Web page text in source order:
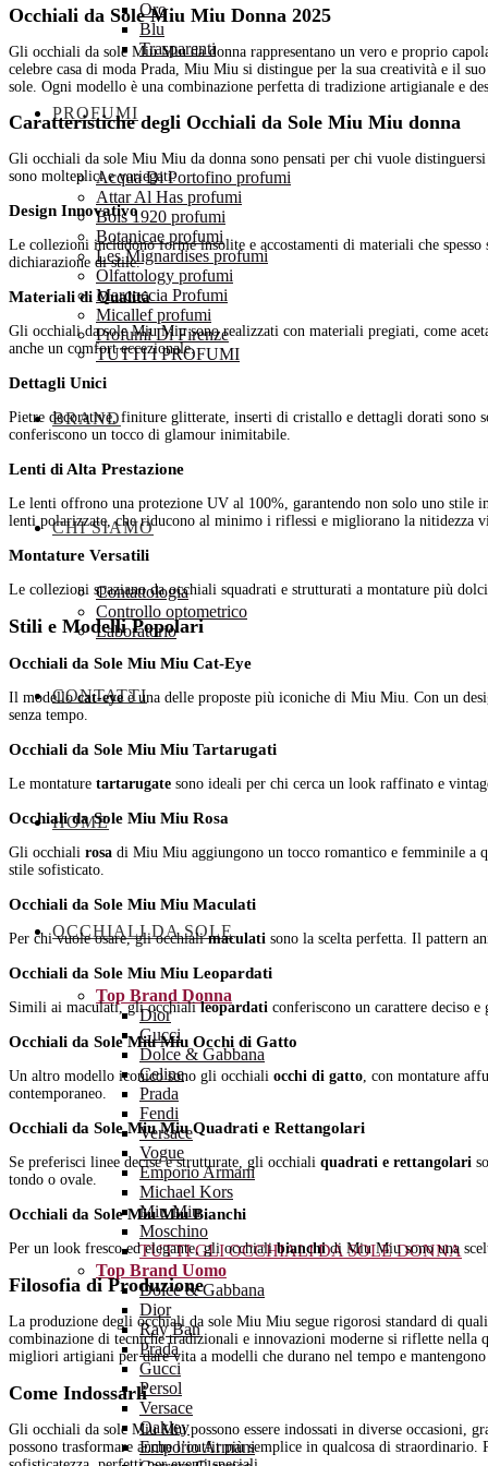
Oro
Blu
Trasparenti
PROFUMI
Acqua Di Portofino profumi
Attar Al Has profumi
Bois 1920 profumi
Botanicae profumi
Les Mignardises profumi
Olfattology profumi
Marcoccia Profumi
Micallef profumi
Profumi Di Firenze
TUTTI I PROFUMI
BRAND
CHI SIAMO
Contattologia
Controllo optometrico
Laboratorio
CONTATTI
HOME
OCCHIALI DA SOLE
Top Brand Donna
Dior
Gucci
Dolce & Gabbana
Celine
Prada
Fendi
Versace
Vogue
Emporio Armani
Michael Kors
Miu Miu
Moschino
TUTTI GLI OCCHIALI DA SOLE DONNA
Top Brand Uomo
Dolce & Gabbana
Dior
Ray Ban
Prada
Gucci
Persol
Versace
Oakley
Emporio Armani
Occhiali da Sole Miu Miu Donna 2025
Gli occhiali da sole Miu Miu da donna rappresentano un vero e proprio capolavoro di eleganza, audacia e innovazione. Lanciati da Miuccia Prada come una linea secondaria della
celebre casa di moda Prada, Miu Miu si distingue per la sua creatività e il
sole. Ogni modello è una combinazione perfetta di tradizione artigianale e
Caratteristiche degli Occhiali da Sole Miu Miu donna
Gli occhiali da sole Miu Miu da donna sono pensati per chi vuole distinguersi e non teme di sperimentare con il proprio look. Gli elementi che caratterizzano questi accessori
sono molteplici e variegati:
Design Innovativo
Le collezioni includono forme insolite e accostamenti di materiali che spesso sfidano le convenzioni. Dalle montature oversize a quelle geometriche, ogni modello è una
dichiarazione di stile.
Materiali di Qualità
Gli occhiali da sole Miu Miu sono realizzati con materiali pregiati, come acetato e metalli di alta qualità. Questi materiali non solo garantiscono durata e resistenza, ma offrono
anche un comfort eccezionale.
Dettagli Unici
Pietre decorative, finiture glitterate, inserti di cristallo e dettagli dorati sono solo alcune delle caratteristiche distintive degli occhiali da sole Miu Miu. Questi elementi
conferiscono un tocco di glamour inimitabile.
Lenti di Alta Prestazione
Le lenti offrono una protezione UV al 100%, garantendo non solo uno stile impeccabile, ma anche la protezione necessaria contro i raggi solari nocivi. Alcuni modelli includono
lenti polarizzate, che riducono al minimo i riflessi e migliorano la nitidezza
Montature Versatili
Le collezioni spaziano da occhiali squadrati e strutturati a montature più
Stili e Modelli Popolari
Occhiali da Sole Miu Miu Cat-Eye
Il modellocat-eyeè una delle proposte più iconiche di Miu Miu. Con un
senza tempo.
Occhiali da Sole Miu Miu Tartarugati
Le montature tartarugate sono ideali per chi cerca un look raffinato e
Occhiali da Sole Miu Miu Rosa
Gli occhiali rosa di Miu Miu aggiungono un tocco romantico e femminile a
stile sofisticato.
Occhiali da Sole Miu Miu Maculati
Per chi vuole osare, gli occhialimaculati sono la scelta perfetta. Il pattern
Occhiali da Sole Miu Miu Leopardati
Simili ai maculati, gli occhialileopardati conferiscono un carattere deciso
Occhiali da Sole Miu Miu Occhi di Gatto
Un altro modello iconico sono gli occhiali occhi di gatto, con montature
contemporaneo.
Occhiali da Sole Miu Miu Quadrati e Rettangolari
Se preferisci linee decise e strutturate, gli occhiali quadrati e rettangolari
tondo o ovale.
Occhiali da Sole Miu Miu Bianchi
Per un look fresco ed elegante, gli occhialibianchidi Miu Miu sono una
Filosofia di Produzione
La produzione degli occhiali da sole Miu Miu segue rigorosi standard di qualità, assicurando che ogni pezzo sia realizzato con precisione artigianale e attenzione ai dettagli. La
combinazione di tecniche tradizionali e innovazioni moderne si riflette nella
migliori artigiani per dare vita a modelli che durano nel tempo e
Come Indossarli
Gli occhiali da sole Miu Miu possono essere indossati in diverse occasioni, grazie alla loro versatilità e al loro design accattivante. Perfetti per un look da giorno chic e casual,
possono trasformare anche l’outfit più semplice in qualcosa di